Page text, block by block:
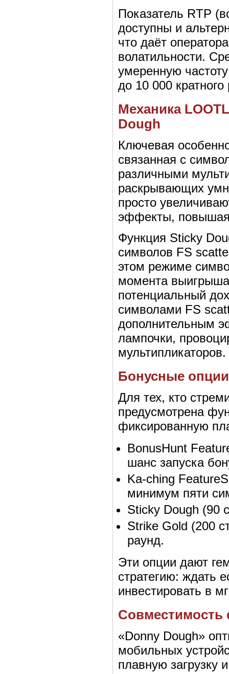
Показатель RTP
доступны и
что даёт
волатильности.
умеренную
до 10 000
Механика
Dough
Ключевая
связанная с
различными
раскрывающих
просто
эффекты,
Функция Sticky
символов FS
этом режиме
момента
потенциальный
символами FS
дополнительным
лампочки,
мультипликаторов.
Бонусные
Для тех, кто
предусмотрена
фиксированную
BonusHunt
шанс запуска
Ka-ching
минимум пяти
Sticky Dough (90
Strike Gold (200
раунд.
Эти опции дают
стратегию: ждать
инвестировать в
Совместимость
«Donny Dough»
мобильных
плавную загрузку